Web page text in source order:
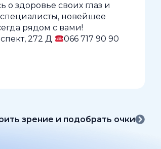
о здоровье своих глаз и
новейшее
рядом с вами!
272 Д
066 717 90 90
зрение и подобрать очки